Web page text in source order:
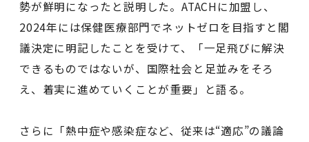
勢が鮮明になったと説明した。ATACHに加盟し、
2024年には保健医療部門でネットゼロを目指すと閣
議決定に明記したことを受けて、「一足飛びに解決
できるものではないが、国際社会と足並みをそろ
え、着実に進めていくことが重要」と語る。
さらに「熱中症や感染症など、従来は“適応”の議論